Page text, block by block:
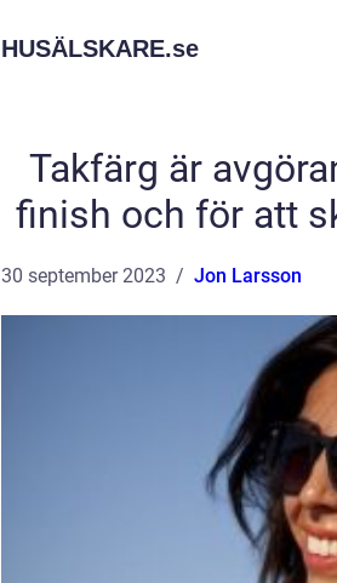
HUSÄLSKARE.se
Takfärg är
finish och för att
30 september 2023 Jon Larsson